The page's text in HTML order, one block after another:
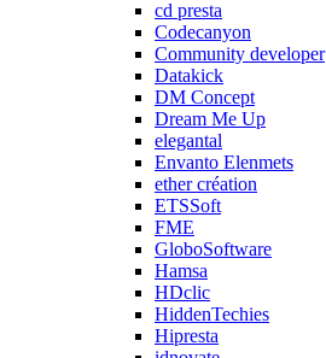
cd presta
Codecanyon
Community developer
Datakick
DM Concept
Dream Me Up
elegantal
Envanto Elenmets
ether création
ETSSoft
FME
GloboSoftware
Hamsa
HDclic
HiddenTechies
Hipresta